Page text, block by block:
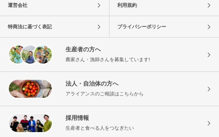
運営会社 利用規約
特商法に基づく表記 プライバシーポリシー
生産者の方へ
農家さん・漁師さんを募集しています!
法人・自治体の方へ
アライアンスのご相談はこちらから
採用情報
生産者と食べる人をつなぎたい